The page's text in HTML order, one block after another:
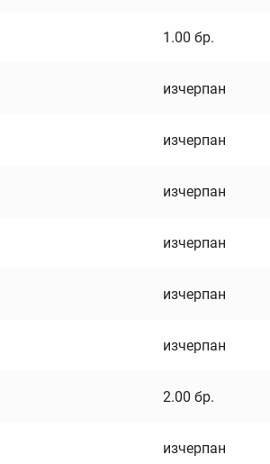
1.00 бр.
изчерпан
изчерпан
изчерпан
изчерпан
изчерпан
изчерпан
2.00 бр.
изчерпан